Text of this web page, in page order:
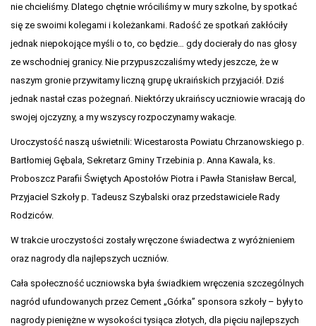
nie chcieliśmy. Dlatego chętnie wróciliśmy w mury szkolne, by spotkać
się ze swoimi kolegami i koleżankami. Radość ze spotkań zakłóciły
jednak niepokojące myśli o to, co będzie… gdy docierały do nas głosy
ze wschodniej granicy. Nie przypuszczaliśmy wtedy jeszcze, że w
naszym gronie przywitamy liczną grupę ukraińskich przyjaciół. Dziś
jednak nastał czas pożegnań. Niektórzy ukraińscy uczniowie wracają do
swojej ojczyzny, a my wszyscy rozpoczynamy wakacje.
Uroczystość naszą uświetnili: Wicestarosta Powiatu Chrzanowskiego p.
Bartłomiej Gębala, Sekretarz Gminy Trzebinia p. Anna Kawala, ks.
Proboszcz Parafii Świętych Apostołów Piotra i Pawła Stanisław Bercal,
Przyjaciel Szkoły p. Tadeusz Szybalski oraz przedstawiciele Rady
Rodziców.
W trakcie uroczystości zostały wręczone świadectwa z wyróżnieniem
oraz nagrody dla najlepszych uczniów.
Cała społeczność uczniowska była świadkiem wręczenia szczególnych
nagród ufundowanych przez Cement „Górka” sponsora szkoły – były to
nagrody pieniężne w wysokości tysiąca złotych, dla pięciu najlepszych